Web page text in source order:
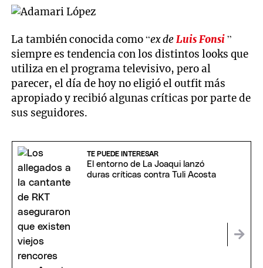
La también conocida como “ex deLuis Fonsi”
siempre es tendencia con los distintos looks que
utiliza en el programa televisivo, pero al
parecer, el día de hoy no eligió el outfit más
apropiado y recibió algunas críticas por parte de
sus seguidores.
TE PUEDE INTERESAR
El entorno de La Joaqui lanzó
duras críticas contra Tuli Acosta